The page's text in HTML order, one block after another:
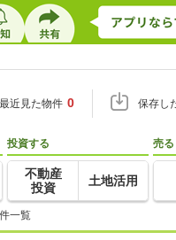
最近見た物件 0 保存し
投資する
不動産
投資
土地活用
売る
一覧